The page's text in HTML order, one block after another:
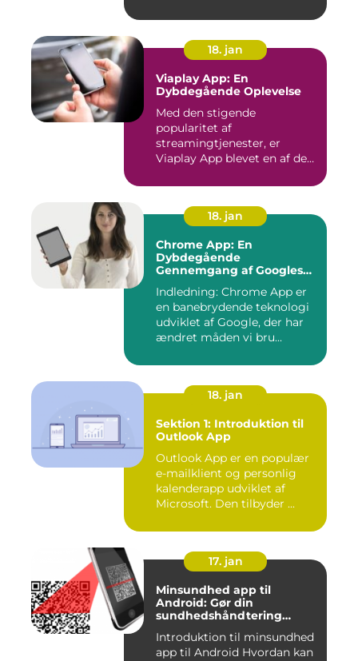
18. jan
Viaplay App: En
Dybdegående Oplevelse
Med den stigende
popularitet af
streamingtjenester, er
Viaplay App blevet en af de
18. jan
Chrome App: En
Dybdegående
Gennemgang af Googles
applikationer
Indledning: Chrome App er
en banebrydende teknologi
udviklet af Google, der har
ændret måden vi bru...
18. jan
Sektion 1: Introduktion til
Outlook App
Outlook App er en populær
e-mailklient og personlig
kalenderapp udviklet af
Microsoft. Den tilbyder ...
17. jan
Minsundhed app til
Android: Gør din
sundhedshåndtering
Introduktion til minsundhed
app til Android Hvordan kan